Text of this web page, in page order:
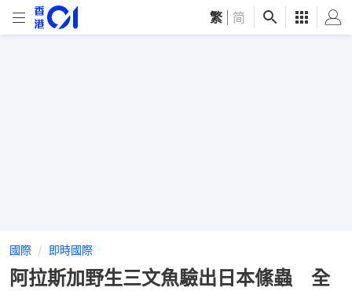
繁 简
國際 即時國際
阿拉斯加野生三文魚驗出日本絛蟲 全